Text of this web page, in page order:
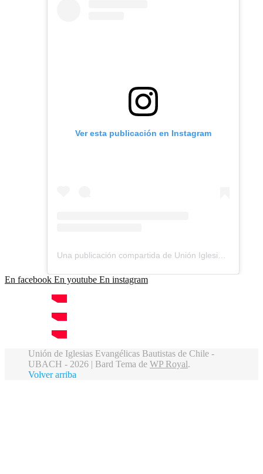
Ver esta publicación en Instagram
Una publicación compartida de Unión Iglesias Bautistas Chile (@unionbautista_ubach)
En facebook En youtube En instagram
Unión de Iglesias Evangélicas Bautistas de Chile -
UBACH - 2026 | Bard Tema de WP Royal.
Volver arriba